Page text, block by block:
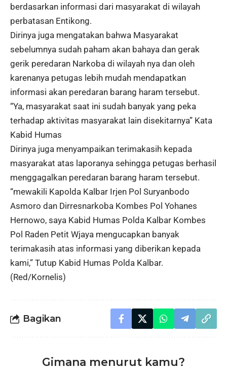
berdasarkan informasi dari masyarakat di wilayah
perbatasan Entikong.
Dirinya juga mengatakan bahwa Masyarakat
sebelumnya sudah paham akan bahaya dan gerak
gerik peredaran Narkoba di wilayah nya dan oleh
karenanya petugas lebih mudah mendapatkan
informasi akan peredaran barang haram tersebut.
“Ya, masyarakat saat ini sudah banyak yang peka
terhadap aktivitas masyarakat lain disekitarnya” Kata
Kabid Humas
Dirinya juga menyampaikan terimakasih kepada
masyarakat atas laporanya sehingga petugas berhasil
menggagalkan peredaran barang haram tersebut.
“mewakili Kapolda Kalbar Irjen Pol Suryanbodo
Asmoro dan Dirresnarkoba Kombes Pol Yohanes
Hernowo, saya Kabid Humas Polda Kalbar Kombes
Pol Raden Petit Wjaya mengucapkan banyak
terimakasih atas informasi yang diberikan kepada
kami,” Tutup Kabid Humas Polda Kalbar.
(Red/Kornelis)
Bagikan
Gimana menurut kamu?